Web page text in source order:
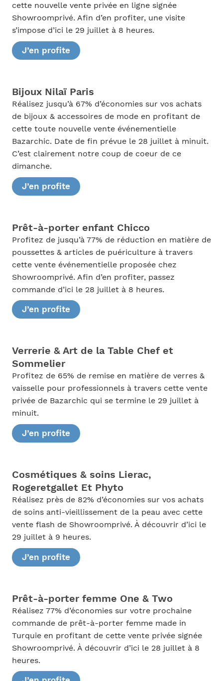
cette nouvelle vente privée en ligne signée
Showroomprivé. Afin d’en profiter, une visite
s’impose d’ici le 29 juillet à 8 heures.
J’en profite
Bijoux Nilaï Paris
Réalisez jusqu’à 67% d’économies sur vos achats
de bijoux & accessoires de mode en profitant de
cette toute nouvelle vente événementielle
Bazarchic. Date de fin prévue le 28 juillet à minuit.
C’est clairement notre coup de coeur de ce
dimanche.
J’en profite
Prêt-à-porter enfant Chicco
Profitez de jusqu’à 77% de réduction en matière de
poussettes & articles de puériculture à travers
cette vente événementielle proposée chez
Showroomprivé. Afin d’en profiter, passez
commande d’ici le 28 juillet à 8 heures.
J’en profite
Verrerie & Art de la Table Chef et
Sommelier
Profitez de 65% de remise en matière de verres &
vaisselle pour professionnels à travers cette vente
privée de Bazarchic qui se termine le 29 juillet à
minuit.
J’en profite
Cosmétiques & soins Lierac,
Rogeretgallet Et Phyto
Réalisez près de 82% d’économies sur vos achats
de soins anti-vieillissement de la peau avec cette
vente flash de Showroomprivé. À découvrir d’ici le
29 juillet à 9 heures.
J’en profite
Prêt-à-porter femme One & Two
Réalisez 77% d’économies sur votre prochaine
commande de prêt-à-porter femme made in
Turquie en profitant de cette vente privée signée
Showroomprivé. À découvrir d’ici le 28 juillet à 8
heures.